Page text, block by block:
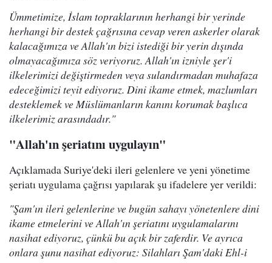
Ümmetimize, İslam topraklarının herhangi bir yerinde
herhangi bir destek çağrısına cevap veren askerler olarak
kalacağımıza ve Allah'ın bizi istediği bir yerin dışında
olmayacağımıza söz veriyoruz. Allah'ın izniyle şer'i
ilkelerimizi değiştirmeden veya sulandırmadan muhafaza
edeceğimizi teyit ediyoruz. Dini ikame etmek, mazlumları
desteklemek ve Müslümanların kanını korumak başlıca
ilkelerimiz arasındadır."
"Allah'ın şeriatını uygulayın"
Açıklamada Suriye'deki ileri gelenlere ve yeni yönetime
şeriatı uygulama çağrısı yapılarak şu ifadelere yer verildi:
"Şam'ın ileri gelenlerine ve bugün sahayı yönetenlere dini
ikame etmelerini ve Allah'ın şeriatını uygulamalarını
nasihat ediyoruz, çünkü bu açık bir zaferdir. Ve ayrıca
onlara şunu nasihat ediyoruz: Silahları Şam'daki Ehl-i